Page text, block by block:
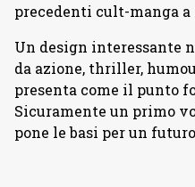
precedenti cult-manga a
Un design interessante
da azione, thriller,
presenta come il punto
Sicuramente un primo
pone le basi per un